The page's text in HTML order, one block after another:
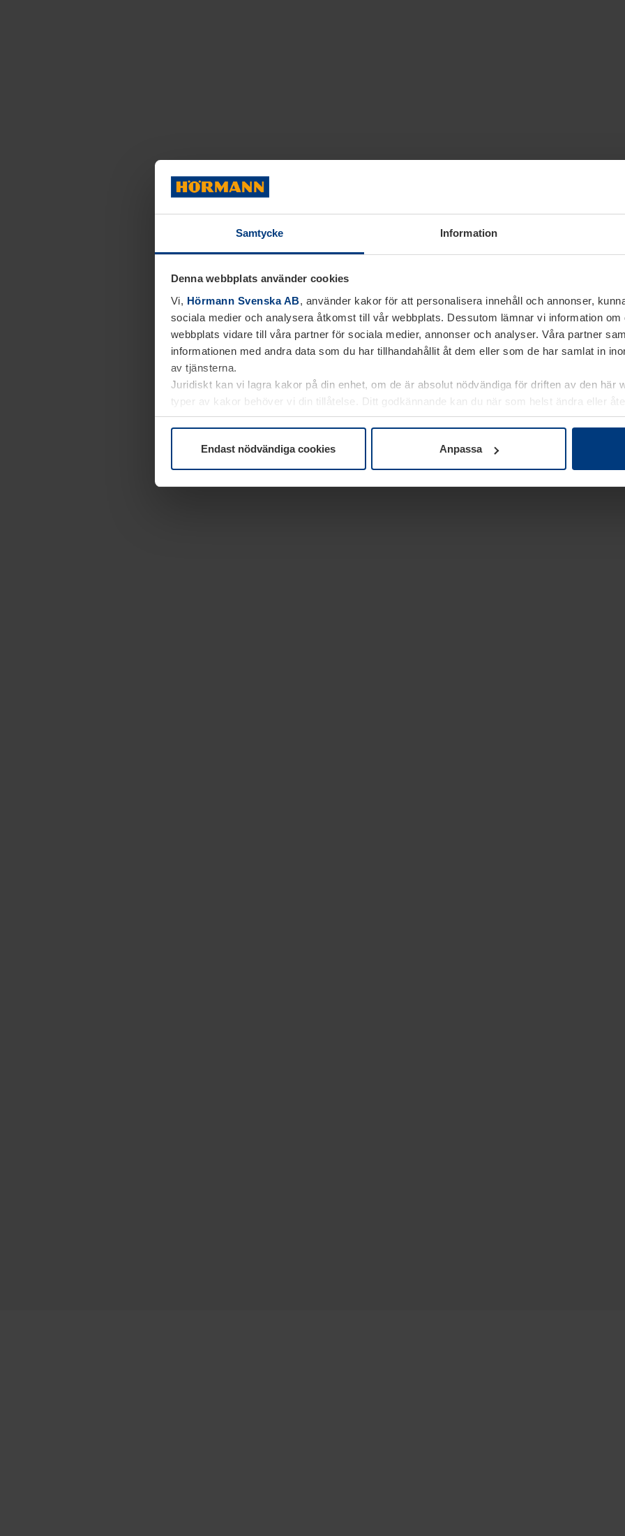
Samtycke Information
Denna webbplats använder cookies
Vi, Hörmann Svenska AB, använder kakor för att personalisera innehåll och annonser,
sociala medier och analysera åtkomst till vår webbplats. Dessutom lämnar vi information om
webbplats vidare till våra partner för sociala medier, annonser och analyser. Våra partner
informationen med andra data som du har tillhandahållit åt dem eller som de har samlat in
av tjänsterna.
Juridiskt kan vi lagra kakor på din enhet, om de är absolut nödvändiga för driften av den här
typer av kakor behöver vi din tillåtelse. Ditt godkännande kan du när som helst ändra eller
kakor underDataskyddsförklaringpå vår webbplats.
Endast nödvändiga cookies Anpassa